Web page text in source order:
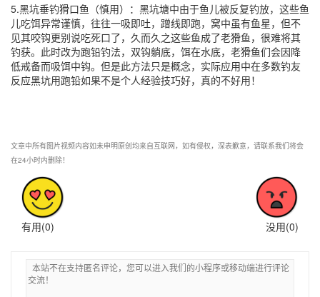
5.黑坑垂钓猾口鱼（慎用）：黑坑塘中由于鱼儿被反复钓放，这些鱼
儿吃饵异常谨慎，往往一吸即吐，蹭线即跑，窝中虽有鱼星，但不
见其咬钩更别说吃死口了，久而久之这些鱼成了老猾鱼，很难将其
钓获。此时改为跑铅钓法，双钩躺底，饵在水底，老猾鱼们会因降
低戒备而吸饵中钩。但是此方法只是概念，实际应用中在多数钓友
反应黑坑用跑铅如果不是个人经验技巧好，真的不好用！
文章中所有图片视频内容如未申明原创均来自互联网，如有侵权，深表歉意，请联系我们将会
在24小时内删除！
有用(0) 没用(0)